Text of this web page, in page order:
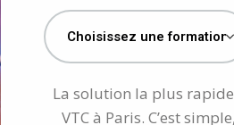
La solution la plus
VTC à Paris. C’est